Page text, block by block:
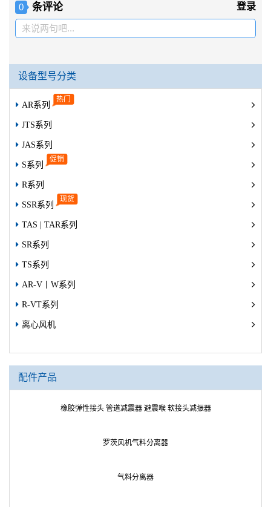
0 条评论 登录
来说两句吧...
设备型号分类
AR系列
JTS系列
JAS系列
S系列
R系列
SSR系列
TAS | TAR系列
SR系列
TS系列
AR-V丨W系列
R-VT系列
离心风机
配件产品
橡胶弹性接头 管道减震器 避震喉 软接头减振器
罗茨风机气料分离器
气料分离器